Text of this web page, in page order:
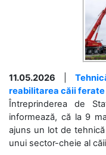
11.05.2026 |
reabilitarea căii ferate
Întreprinderea de
informează, că la 9
ajuns un lot de
unui sector-cheie al